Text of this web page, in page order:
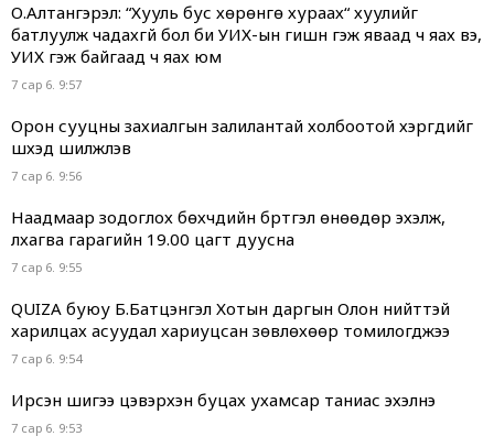
О.Алтангэрэл: “Хууль бус хөрөнгө хураах“ хуулийг
батлуулж чадахгүй бол би УИХ-ын гишүүн гэж яваад ч яах вэ,
УИХ гэж байгаад ч яах юм
7 сар 6. 9:57
Орон сууцны захиалгын залилантай холбоотой хэргүүдийг
шүүхэд шилжүүлэв
7 сар 6. 9:56
Наадмаар зодоглох бөхчүүдийн бүртгэл өнөөдөр эхэлж,
лхагва гарагийн 19.00 цагт дуусна
7 сар 6. 9:55
QUIZA буюу Б.Батцэнгэл Хотын даргын Олон нийттэй
харилцах асуудал хариуцсан зөвлөхөөр томилогджээ
7 сар 6. 9:54
Ирсэн шигээ цэвэрхэн буцах ухамсар таниас эхэлнэ
7 сар 6. 9:53